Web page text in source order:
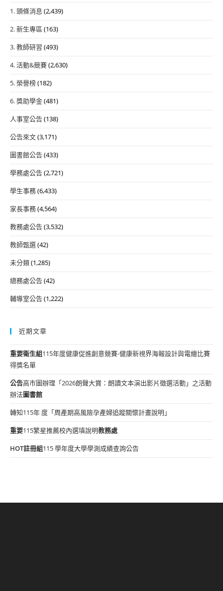
1. 頭條消息 (2,439)
2. 新生專區 (163)
3. 教師研習 (493)
4. 活動&競賽(2,630)
5. 榮譽榜(182)
6. 獎助學金(481)
人事室公告(138)
公告來文(3,171)
圖書館公告(433)
學務處公告(2,721)
學生事務(6,433)
家長事務(4,564)
教務處公告(3,532)
教師甄選(42)
未分類(1,285)
總務處公告(42)
輔導室公告(1,222)
近期文章
重要衛生組115年度健康促進創意競賽-健康新視界海報設計與電繪比賽
得獎名單
公告高市圖辦理「2026朗聲大賞：朗讀文本演出影片徵選活動」之活動
辦法圖書館
轉知115年 度「周產期高風險孕產婦追蹤關懷計畫說明」
重要115繁星推薦校內選填說明教務處
HOT註冊組115 學年度大學學測成績查詢公告